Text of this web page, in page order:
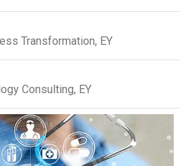
Transformation, EY
Consulting, EY